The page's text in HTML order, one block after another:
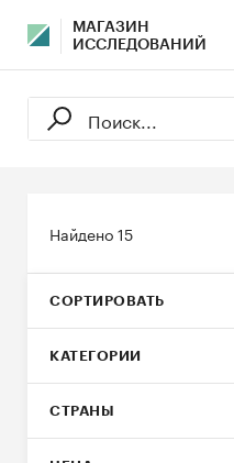
МАГАЗИН
ИССЛЕДОВАНИЙ
Найдено15
СОРТИРОВАТЬ
КАТЕГОРИИ
СТРАНЫ